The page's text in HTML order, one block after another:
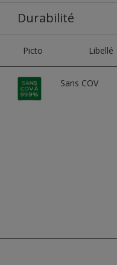
Durabilité
Picto Libellé
Sans COV